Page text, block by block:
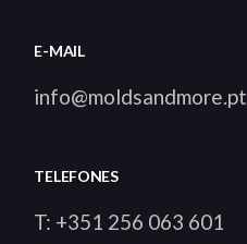
E-MAIL
info@moldsandmore.pt
TELEFONES
T: +351 256 063 601